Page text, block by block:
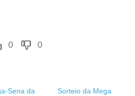
0 0
Sena da
Sorteio da Mega